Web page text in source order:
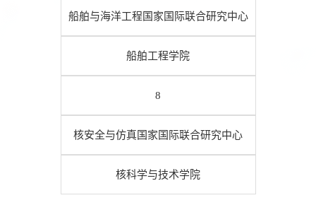
船舶与海洋工程国家国际联合研究中心
船舶工程学院
8
核安全与仿真国家国际联合研究中心
核科学与技术学院